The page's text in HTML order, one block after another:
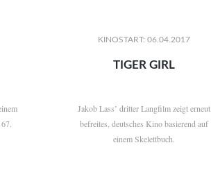
KINOSTART: 06.04.2017
TIGER GIRL
Jakob Lass’ dritter Langfilm zeigt erneut
befreites, deutsches Kino basierend auf
einem Skelettbuch.